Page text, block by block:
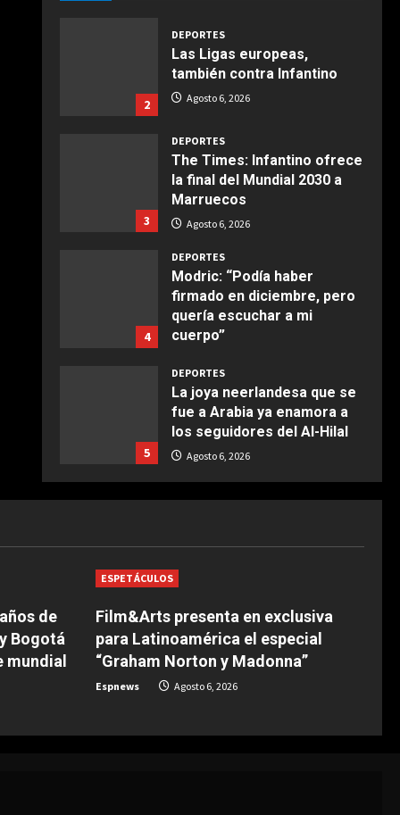
COCINA
deliciosa
COCINA
Boquerones fritos en
freidora de aire
COCINA
Buñuelos de alcachofas
5
COCINA
Ternera guisada con
senderuelas
2
DEPORTES
Las Ligas europeas,
también contra Infantino
Agosto 6, 2026
3
DEPORTES
The Times: Infantino ofrece
la final del Mundial 2030 a
Marruecos
Agosto 6, 2026
4
DEPORTES
Modric: “Podía haber
firmado en diciembre, pero
quería escuchar a mi
cuerpo”
5
DEPORTES
La joya neerlandesa que se
fue a Arabia ya enamora a
los seguidores del Al-Hilal
Agosto 6, 2026
1
“se cometieron errores”
DEPORTES
Las Ligas europeas,
también contra Infantino
The Times: Infantino ofrece
de
Bogotá
ESPETÁCULOS
Film&Arts presenta en exclusiva
para Latinoamérica el especial
“Graham Norton y Madonna”
Espnews Agosto 6, 2026